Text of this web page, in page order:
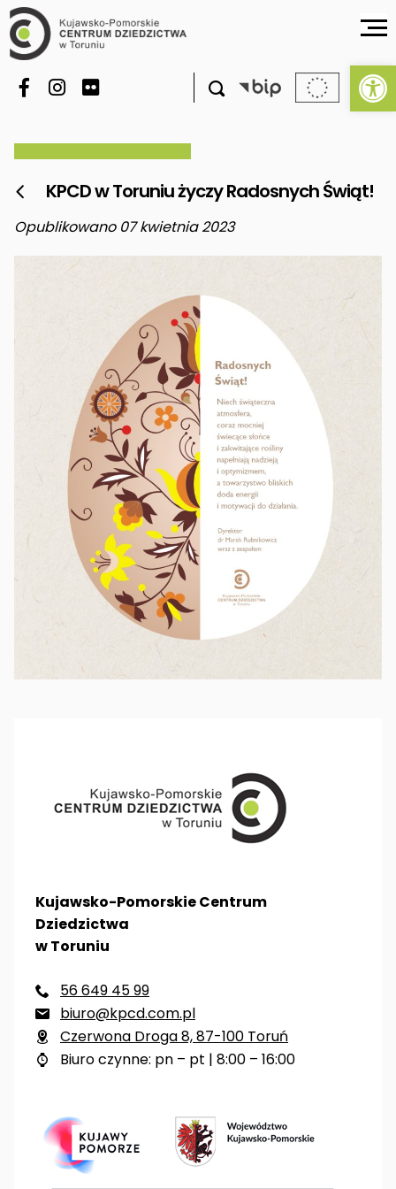

 KPCD w Toruniu życzy Radosnych Świąt!
Opublikowano 07 kwietnia 2023
Kujawsko-Pomorskie Centrum
Dziedzictwa
w Toruniu
 56 649 45 99
 biuro@kpcd.com.pl
 Czerwona Droga 8, 87-100 Toruń
 Biuro czynne: pn – pt | 8:00 – 16:00